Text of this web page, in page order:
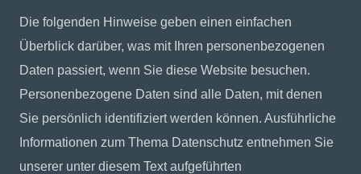
Die folgenden Hinweise geben einen einfachen
Überblick darüber, was mit Ihren personenbezogenen
Daten passiert, wenn Sie diese Website besuchen.
Personenbezogene Daten sind alle Daten, mit denen
Sie persönlich identifiziert werden können. Ausführliche
Informationen zum Thema Datenschutz entnehmen Sie
unserer unter diesem Text aufgeführten